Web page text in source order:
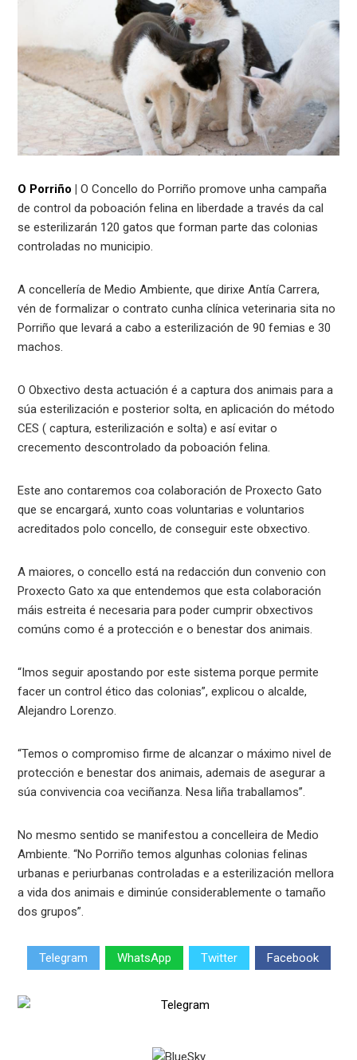
O Porriño | O Concello do Porriño promove unha campaña
de control da poboación felina en liberdade a través da cal
se esterilizarán 120 gatos que forman parte das colonias
controladas no municipio.
A concellería de Medio Ambiente, que dirixe Antía Carrera,
vén de formalizar o contrato cunha clínica veterinaria sita no
Porriño que levará a cabo a esterilización de 90 femias e 30
machos.
O Obxectivo desta actuación é a captura dos animais para a
súa esterilización e posterior solta, en aplicación do método
CES ( captura, esterilización e solta) e así evitar o
crecemento descontrolado da poboación felina.
Este ano contaremos coa colaboración de Proxecto Gato
que se encargará, xunto coas voluntarias e voluntarios
acreditados polo concello, de conseguir este obxectivo.
A maiores, o concello está na redacción dun convenio con
Proxecto Gato xa que entendemos que esta colaboración
máis estreita é necesaria para poder cumprir obxectivos
comúns como é a protección e o benestar dos animais.
“Imos seguir apostando por este sistema porque permite
facer un control ético das colonias”, explicou o alcalde,
Alejandro Lorenzo.
“Temos o compromiso firme de alcanzar o máximo nivel de
protección e benestar dos animais, ademais de asegurar a
súa convivencia coa veciñanza. Nesa liña traballamos”.
No mesmo sentido se manifestou a concelleira de Medio
Ambiente. “No Porriño temos algunhas colonias felinas
urbanas e periurbanas controladas e a esterilización mellora
a vida dos animais e diminúe considerablemente o tamaño
dos grupos”.
Telegram WhatsApp Twitter Facebook